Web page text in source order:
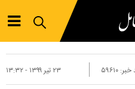
۲۳ تير ۱۳۹۹ - ۱۳:۳۲ خبر:۵۹۶۱۰